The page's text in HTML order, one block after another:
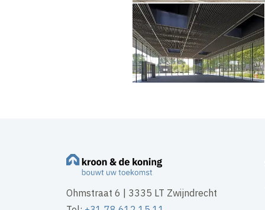
Ohmstraat 6 | 3335 LT Zwijndrecht